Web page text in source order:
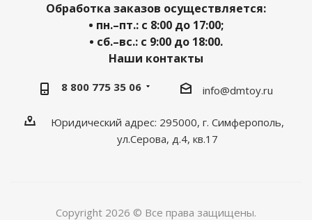
Обработка заказов осуществляется:
• пн.–пт.: с 8:00 до 17:00;
• сб.–вс.: с 9:00 до 18:00.
Наши контакты
8 800 775 35 06 info@dmtoy.ru
Юридический адрес: 295000, г. Симферополь,
ул.Серова, д.4, кв.17
Copyright 2026 © Все права защищены.